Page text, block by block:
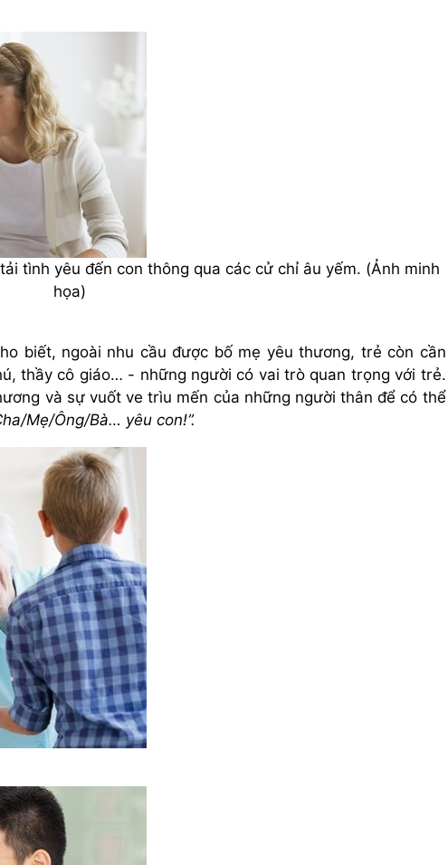
tình yêu đến con thông qua các cử chỉ âu yếm. (Ảnh minh
họa)
biết, ngoài nhu cầu được bố mẹ yêu thương, trẻ còn cần
thầy cô giáo… - những người có vai trò quan trọng với trẻ.
và sự vuốt ve trìu mến của những người thân để có thể
Mẹ/Ông/Bà… yêu con!”.